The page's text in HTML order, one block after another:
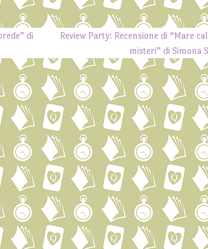
di
Review Party: Recensione di “Mare
misteri” di Simona